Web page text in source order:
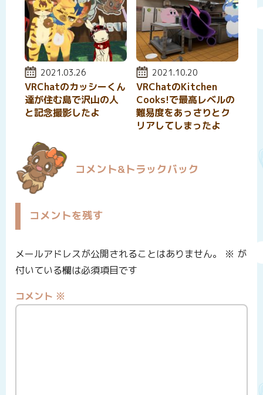
投稿日:
2021.03.26
VRChatのカッシーくん
達が住む島で沢山の人
と記念撮影したよ
投稿日:
2021.10.20
VRChatのKitchen
Cooks!で最高レベルの
難易度をあっさりとク
リアしてしまったよ
コメント&トラックバック
コメントを残す
メールアドレスが公開されることはありません。 ※ が
付いている欄は必須項目です
コメント ※